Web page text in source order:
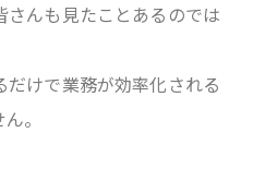
さんも見たことあるのでは
だけで業務が効率化される
。